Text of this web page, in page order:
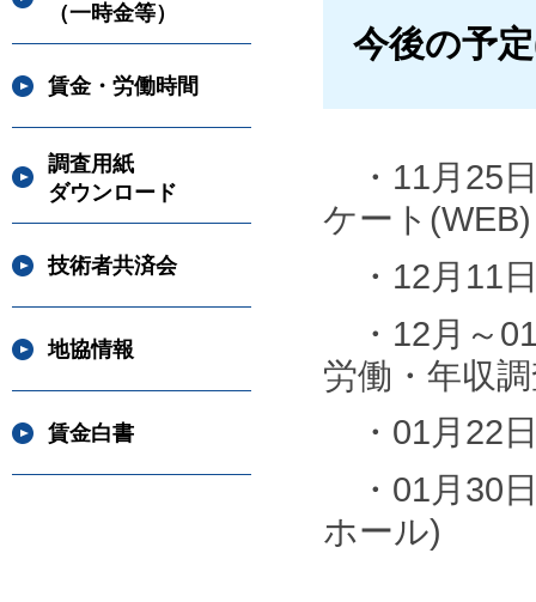
今後の予
・11月25
ケート(WEB)
・12月11
・12月～
労働・年収
・01月22
・01月30
ホール)
（一時金等）
賃金・労働時間
調査用紙
ダウンロード
技術者共済会
地協情報
賃金白書